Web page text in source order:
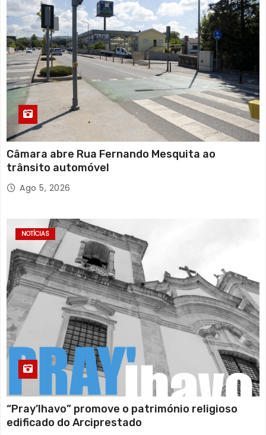
Câmara abre Rua Fernando Mesquita ao
trânsito automóvel
Ago 5, 2026
NOTÍCIAS
“Pray’lhavo” promove o património religioso
edificado do Arciprestado